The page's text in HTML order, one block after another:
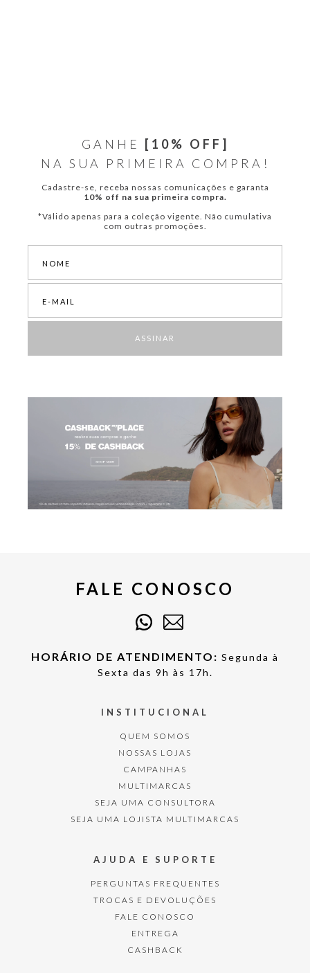
GANHE
[10% OFF]
NA SUA PRIMEIRA COMPRA!
Cadastre-se, receba nossas comunicações e garanta
10% off na sua primeira compra.
*Válido apenas para a coleção vigente. Não cumulativa
com outras promoções.
ASSINAR
FALE CONOSCO
HORÁRIO DE ATENDIMENTO: Segunda à
Sexta das 9h às 17h.
INSTITUCIONAL
QUEM SOMOS
NOSSAS LOJAS
CAMPANHAS
MULTIMARCAS
SEJA UMA CONSULTORA
SEJA UMA LOJISTA MULTIMARCAS
AJUDA E SUPORTE
PERGUNTAS FREQUENTES
TROCAS E DEVOLUÇÕES
FALE CONOSCO
ENTREGA
CASHBACK